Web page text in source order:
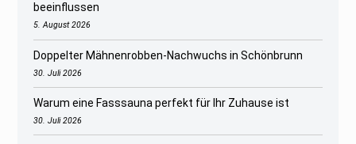
beeinflussen
5. August 2026
Doppelter Mähnenrobben-Nachwuchs in Schönbrunn
30. Juli 2026
Warum eine Fasssauna perfekt für Ihr Zuhause ist
30. Juli 2026